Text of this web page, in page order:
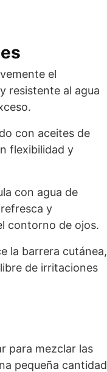
el
resistente al agua
con aceites de
flexibilidad y
con agua de
y
contorno de ojos.
la barrera cutánea,
de irritaciones
para mezclar las
pequeña cantidad